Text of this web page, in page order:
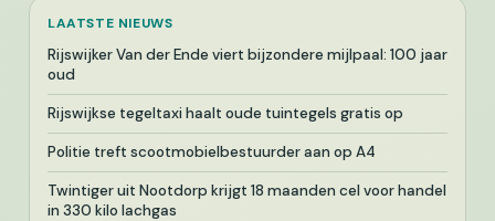
LAATSTE NIEUWS
Rijswijker Van der Ende viert bijzondere mijlpaal: 100 jaar
oud
Rijswijkse tegeltaxi haalt oude tuintegels gratis op
Politie treft scootmobielbestuurder aan op A4
Twintiger uit Nootdorp krijgt 18 maanden cel voor handel
in 330 kilo lachgas